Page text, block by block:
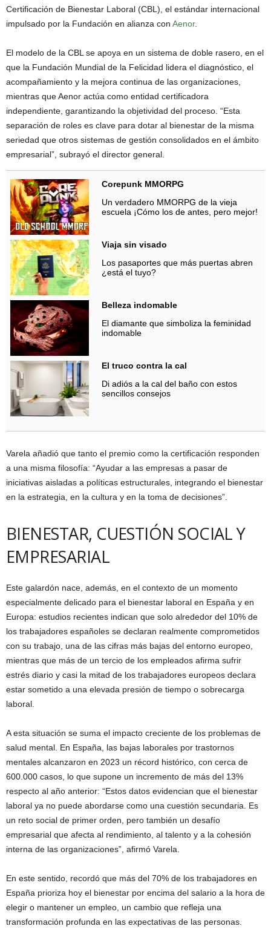
Certificación de Bienestar Laboral (CBL), el estándar internacional
impulsado por la Fundación en alianza con Aenor.
El modelo de la CBL se apoya en un sistema de doble rasero, en el
que la Fundación Mundial de la Felicidad lidera el diagnóstico, el
acompañamiento y la mejora continua de las organizaciones,
mientras que Aenor actúa como entidad certificadora
independiente, garantizando la objetividad del proceso. “Esta
separación de roles es clave para dotar al bienestar de la misma
seriedad que otros sistemas de gestión consolidados en el ámbito
empresarial”, subrayó el director general.
Corepunk MMORPG
Un verdadero MMORPG de la vieja
escuela ¡Cómo los de antes, pero mejor!
Viaja sin visado
Los pasaportes que más puertas abren
¿está el tuyo?
Belleza indomable
El diamante que simboliza la feminidad
indomable
El truco contra la cal
Di adiós a la cal del baño con estos
sencillos consejos
Varela añadió que tanto el premio como la certificación responden
a una misma filosofía: “Ayudar a las empresas a pasar de
iniciativas aisladas a políticas estructurales, integrando el bienestar
en la estrategia, en la cultura y en la toma de decisiones”.
BIENESTAR, CUESTIÓN SOCIAL Y
EMPRESARIAL
Este galardón nace, además, en el contexto de un momento
especialmente delicado para el bienestar laboral en España y en
Europa: estudios recientes indican que solo alrededor del 10% de
los trabajadores españoles se declaran realmente comprometidos
con su trabajo, una de las cifras más bajas del entorno europeo,
mientras que más de un tercio de los empleados afirma sufrir
estrés diario y casi la mitad de los trabajadores europeos declara
estar sometido a una elevada presión de tiempo o sobrecarga
laboral.
A esta situación se suma el impacto creciente de los problemas de
salud mental. En España, las bajas laborales por trastornos
mentales alcanzaron en 2023 un récord histórico, con cerca de
600.000 casos, lo que supone un incremento de más del 13%
respecto al año anterior: “Estos datos evidencian que el bienestar
laboral ya no puede abordarse como una cuestión secundaria. Es
un reto social de primer orden, pero también un desafío
empresarial que afecta al rendimiento, al talento y a la cohesión
interna de las organizaciones”, afirmó Varela.
En este sentido, recordó que más del 70% de los trabajadores en
España prioriza hoy el bienestar por encima del salario a la hora de
elegir o mantener un empleo, un cambio que refleja una
transformación profunda en las expectativas de las personas.